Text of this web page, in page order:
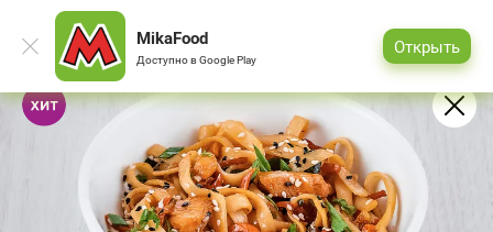
MikaFood
Доступно вGoogle Play
Открыть